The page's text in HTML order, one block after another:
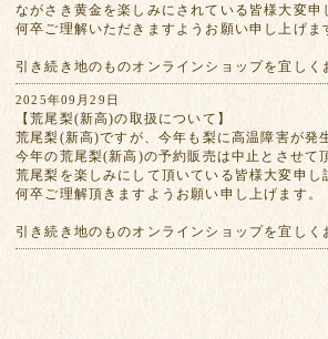
ながさき黄金を楽しみにされている皆様大変申
何卒ご理解いただきますようお願い申し上げま
引き続き地のものオンラインショップを宜しく
2025年09月29日
【荒尾梨(新高)の取扱について】
荒尾梨(新高)ですが、今年も梨に高温障害が発
今年の荒尾梨(新高)の予約販売は中止とさせて
荒尾梨を楽しみにして頂いている皆様大変申し
何卒ご理解頂きますようお願い申し上げます。
引き続き地のものオンラインショップを宜しく